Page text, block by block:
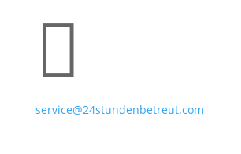

service@24stundenbetreut.com